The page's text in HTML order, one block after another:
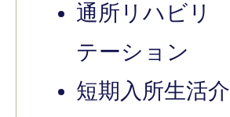
通所リハビリ
テーション
短期入所生活介